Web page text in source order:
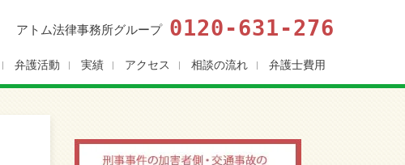
アトム法律事務所グループ 0120-631-276
弁護活動 実績 アクセス 相談の流れ 弁護士費用